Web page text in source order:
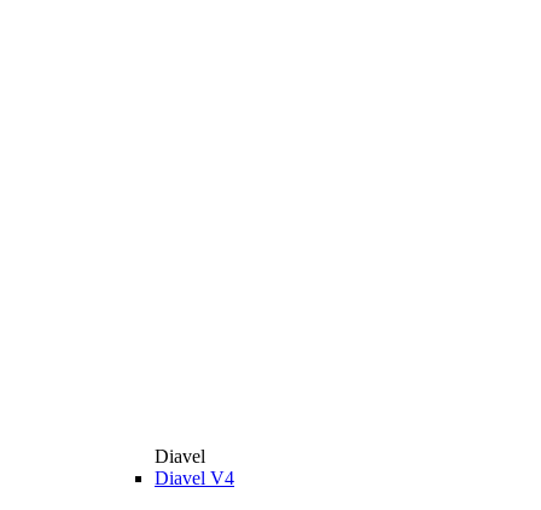
Diavel
Diavel V4